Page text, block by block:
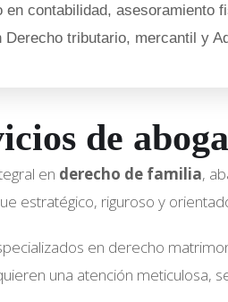
contabilidad, asesoramiento
Derecho tributario, mercantil y
de
en derecho de familia,
estratégico, riguroso y
en derecho
una atención meticulosa,